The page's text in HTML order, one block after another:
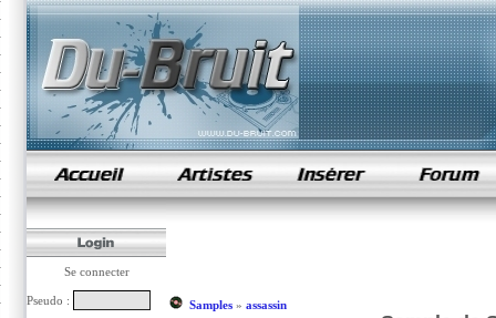
samples de rap
Se connecter
Pseudo : Samples» assassin